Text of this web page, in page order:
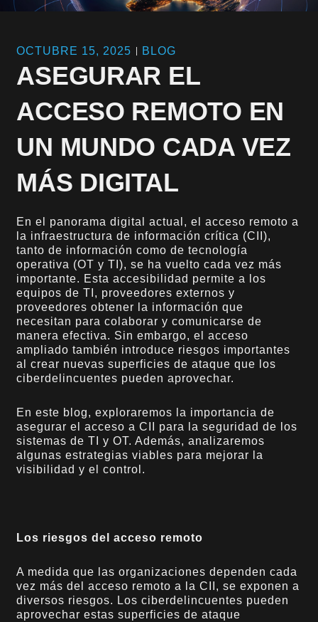
OCTUBRE 15, 2025 BLOG
ASEGURAR EL
ACCESO REMOTO EN
UN MUNDO CADA VEZ
MÁS DIGITAL
En el panorama digital actual, el acceso remoto a
la infraestructura de información crítica (CII),
tanto de información como de tecnología
operativa (OT y TI), se ha vuelto cada vez más
importante. Esta accesibilidad permite a los
equipos de TI, proveedores externos y
proveedores obtener la información que
necesitan para colaborar y comunicarse de
manera efectiva. Sin embargo, el acceso
ampliado también introduce riesgos importantes
al crear nuevas superficies de ataque que los
ciberdelincuentes pueden aprovechar.
En este blog, exploraremos la importancia de
asegurar el acceso a CII para la seguridad de los
sistemas de TI y OT. Además, analizaremos
algunas estrategias viables para mejorar la
visibilidad y el control.
Los riesgos del acceso remoto
A medida que las organizaciones dependen cada
vez más del acceso remoto a la CII, se exponen a
diversos riesgos. Los ciberdelincuentes pueden
aprovechar estas superficies de ataque